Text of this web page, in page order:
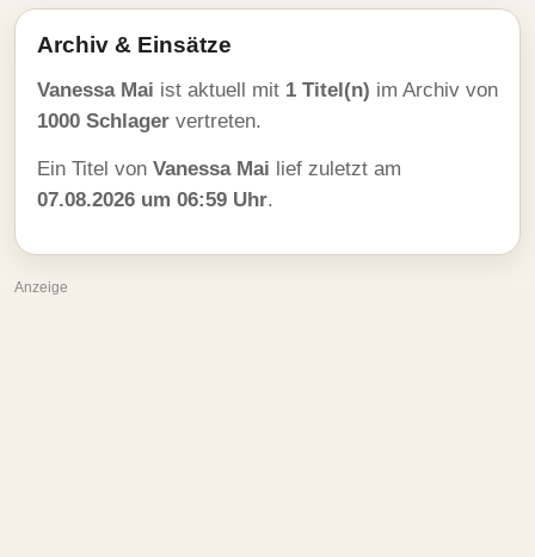
Archiv & Einsätze
Vanessa Mai ist aktuell mit 1 Titel(n) im Archiv von
1000 Schlager vertreten.
Ein Titel von Vanessa Mai lief zuletzt am
07.08.2026 um 06:59 Uhr.
Anzeige